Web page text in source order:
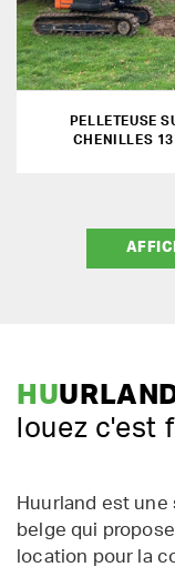
PELLETEUSE
CHENILLES 13
HU
louez c'est
Huurland est
belge qui
location pour la